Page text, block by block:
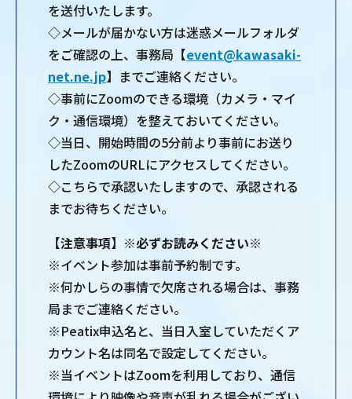
を送付いたします。
◇メールが届かない方は迷惑メールフォルダ
をご確認の上、事務局【event@kawasaki-
net.ne.jp】までご連絡ください。
◇事前にZoomのできる環境（カメラ・マイ
ク・通信環境）を整えておいてください。
◇当日、開始時間の5分前より事前にお送り
したZoomのURLにアクセスしてください。
◇こちらで承認いたしますので、承認される
までお待ちください。
【注意事項】※必ずお読みください※
※イベント参加は事前予約制です。
※何かしらの事情で欠席される場合は、事務
局までご連絡ください。
※Peatix申込名と、当日入室していただくア
カウント名は同名で設定してください。
※当イベントはZoomを利用しており、通信